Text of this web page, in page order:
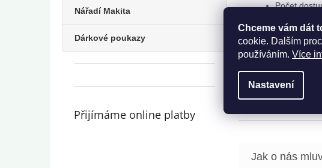
Chceme vám dát
cookie. Dalším
používáním. Více
Nastavení
Nářadí Makita
Dárkové poukazy
Přijímáme online platby
Počet
Počet
Počet
Hmotnost
Standardní
akumulátor